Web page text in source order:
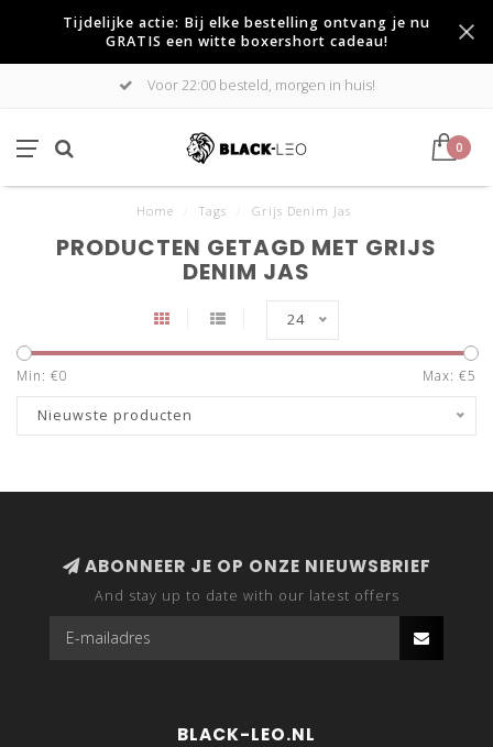
Tijdelijke actie: Bij elke bestelling ontvang je nu
GRATIS een witte boxershort cadeau!
Voor 22:00 besteld, morgen in huis!
0
Home Tags Grijs Denim Jas
PRODUCTEN GETAGD MET GRIJS
DENIM JAS
24
Min: €0 Max: €5
Nieuwste producten
ABONNEER JE OP ONZE NIEUWSBRIEF
And stay up to date with our latest offers
BLACK-LEO.NL